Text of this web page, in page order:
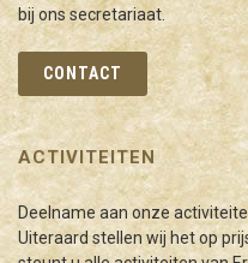
bij ons secretariaat.
CONTACT
ACTIVITEITEN
Deelname aan onze
Uiteraard stellen wij het op